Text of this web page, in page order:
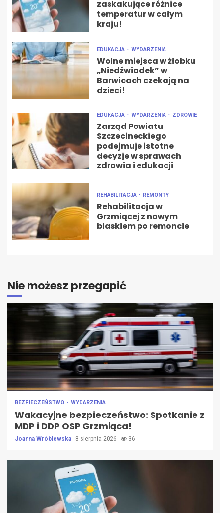
zaskakujące różnice
temperatur w całym
kraju!
EDUKACJA WYDARZENIA
Wolne miejsca w żłobku
„Niedźwiadek” w
Barwicach czekają na
dzieci!
EDUKACJA WYDARZENIA ZDROWIE
Zarząd Powiatu
Szczecineckiego
podejmuje istotne
decyzje w sprawach
zdrowia i edukacji
REHABILITACJA REMONTY
Rehabilitacja w
Grzmiącej z nowym
blaskiem po remoncie
Nie możesz przegapić
BEZPIECZEŃSTWO WYDARZENIA
Wakacyjne bezpieczeństwo: Spotkanie z
MDP i DDP OSP Grzmiąca!
Joanna Wróblewska 8 sierpnia 2026 36